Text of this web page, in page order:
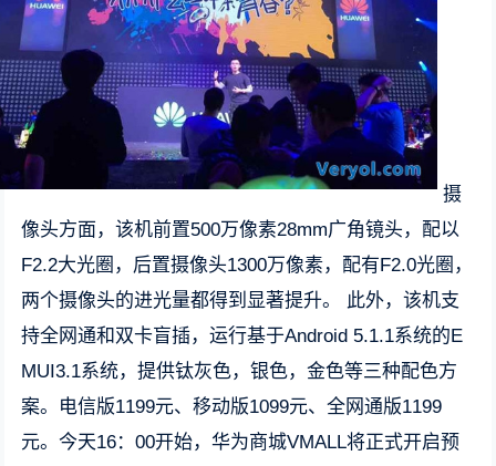
摄
像头方面，该机前置500万像素28mm广角镜头，配以
F2.2大光圈，后置摄像头1300万像素，配有F2.0光圈，
两个摄像头的进光量都得到显著提升。 此外，该机支
持全网通和双卡盲插，运行基于Android 5.1.1系统的E
MUI3.1系统，提供钛灰色，银色，金色等三种配色方
案。电信版1199元、移动版1099元、全网通版1199
元。今天16：00开始，华为商城VMALL将正式开启预